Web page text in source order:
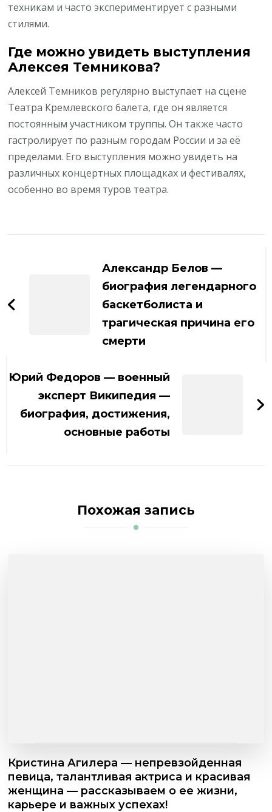
техникам и часто экспериментирует с разными
стилями.
Где можно увидеть выступления
Алексея Темникова?
Алексей Темников регулярно выступает на сцене
Театра Кремлевского балета, где он является
постоянным участником труппы. Он также часто
гастролирует по разным городам России и за её
пределами. Его выступления можно увидеть на
различных концертных площадках и фестивалях,
особенно во время туров театра.
Александр Белов —
биография легендарного
баскетболиста и
трагическая причина его
смерти
Юрий Федоров — военный
эксперт Википедия —
биография, достижения,
основные работы
Похожая запись
Кристина Агилера — непревзойденная
певица, талантливая актриса и красивая
женщина — рассказываем о ее жизни,
карьере и важных успехах!